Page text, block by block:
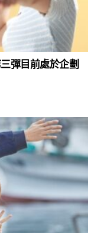
彈目前處於企劃